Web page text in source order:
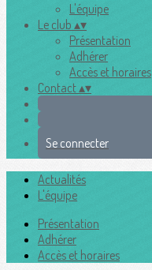
L'équipe
Le club ▴▾
Présentation
Adhérer
Accès et horaires
Contact▴▾
Se connecter
Actualités
L'équipe
Présentation
Adhérer
Accès et horaires